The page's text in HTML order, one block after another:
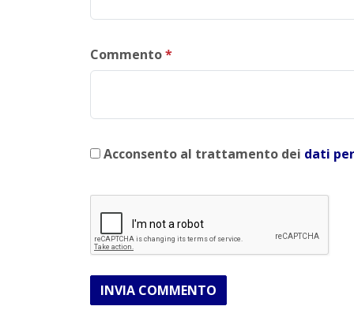
Commento*
Acconsento al trattamento dei dati
INVIA COMMENTO